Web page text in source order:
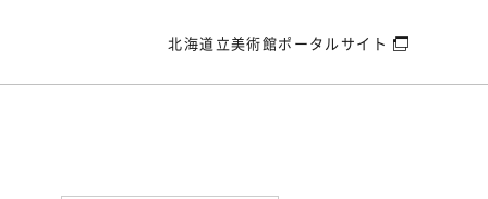
北海道立美術館ポータルサイト